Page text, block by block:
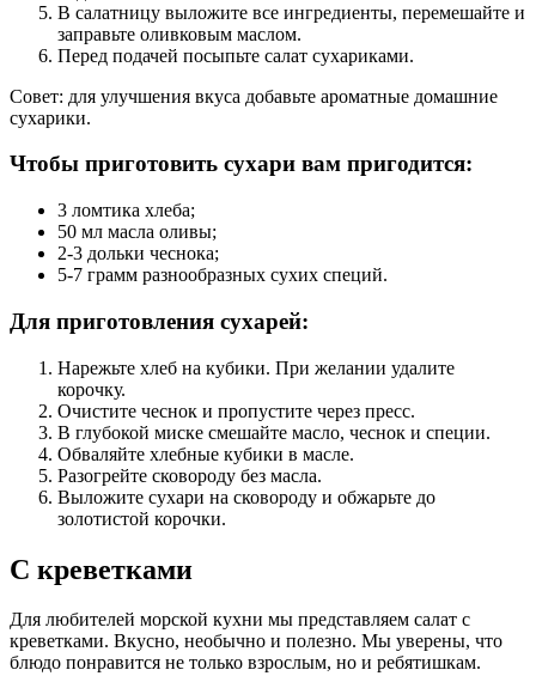
В салатницу выложите все ингредиенты, перемешайте и
заправьте оливковым маслом.
Перед подачей посыпьте салат сухариками.
Совет: для улучшения вкуса добавьте ароматные домашние
сухарики.
Чтобы приготовить сухари вам пригодится:
3 ломтика хлеба;
50 мл масла оливы;
2-3 дольки чеснока;
5-7 грамм разнообразных сухих специй.
Для приготовления сухарей:
Нарежьте хлеб на кубики. При желании удалите
корочку.
Очистите чеснок и пропустите через пресс.
В глубокой миске смешайте масло, чеснок и специи.
Обваляйте хлебные кубики в масле.
Разогрейте сковороду без масла.
Выложите сухари на сковороду и обжарьте до
золотистой корочки.
С креветками
Для любителей морской кухни мы представляем салат с
креветками. Вкусно, необычно и полезно. Мы уверены, что
блюдо понравится не только взрослым, но и ребятишкам.